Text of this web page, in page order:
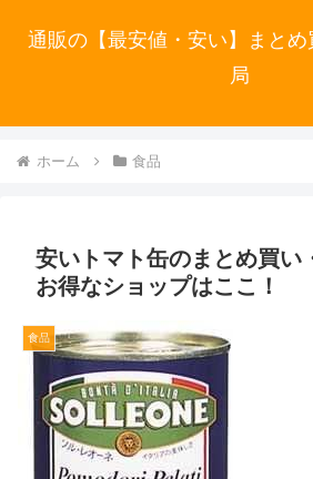
通販の【最安値・安い】まと
局
ホーム 食品
安いトマト缶のまとめ買い
お得なショップはここ！
食品